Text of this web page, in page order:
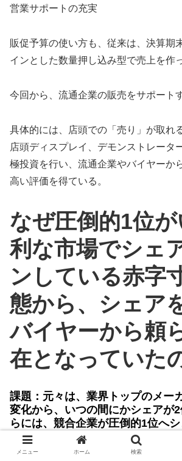
営業サポートの充実
販促予算の使い方も、従来は、決算期
インとした数量押し込み型で売上を作
今回から、流通企業の販売をサポート
具体的には、店頭での「売り」が取れ
店頭ディスプレイ、デモンストレータ
極投資を行い、流通企業やバイヤーか
高い評価を得ている。
なぜ圧倒的1位
利な市場でシェ
ンしている赤字
態から、シェア
バイヤーから頼
在となっていた
課題：元々は、業界トップのメ
変化から、いつの間にかシェア
らには、競合企業が圧倒的1位へ
伸ばしており、最近では、自社の
りか、赤字ぎりぎりまで追いつめ
メニュー ホーム 検索